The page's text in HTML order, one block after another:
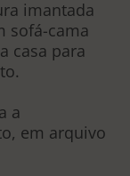
imantada
sofá-cama
casa para
a
em arquivo